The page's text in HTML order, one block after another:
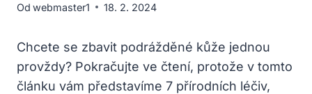
Od webmaster1 18. 2. 2024
Chcete se zbavit podrážděné kůže jednou
provždy? Pokračujte ve čtení, protože v tomto
článku vám představíme 7 přírodních léčiv,